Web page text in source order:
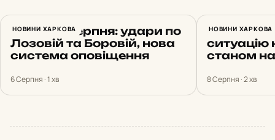
НОВИНИ ХАРКОВА
Харків 6 серпня: удари по
Лозовій та Боровій, нова
система оповіщення
6 Серпня · 1 хв
НОВИНИ ХАРКОВА
ситуацію
станом
8 Серпня · 2 хв